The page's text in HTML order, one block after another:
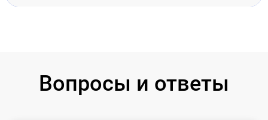
Вопросы и ответы